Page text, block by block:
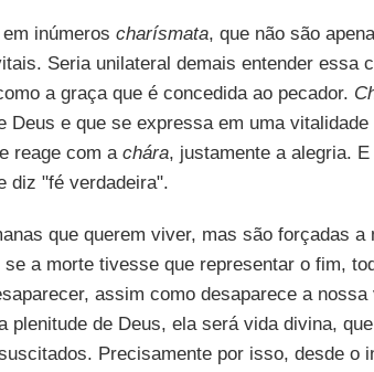
inúmeros charísmata, que não são
Seria unilateral demais entender essa
a graça que é concedida ao pecador.
Deus e que se expressa em uma
reage com a chára, justamente a alegria.
diz "fé verdadeira".
que querem viver, mas são forçadas a
a morte tivesse que representar o fim,
assim como desaparece a
plenitude de Deus, ela será vida divina,
Precisamente por isso, desde o